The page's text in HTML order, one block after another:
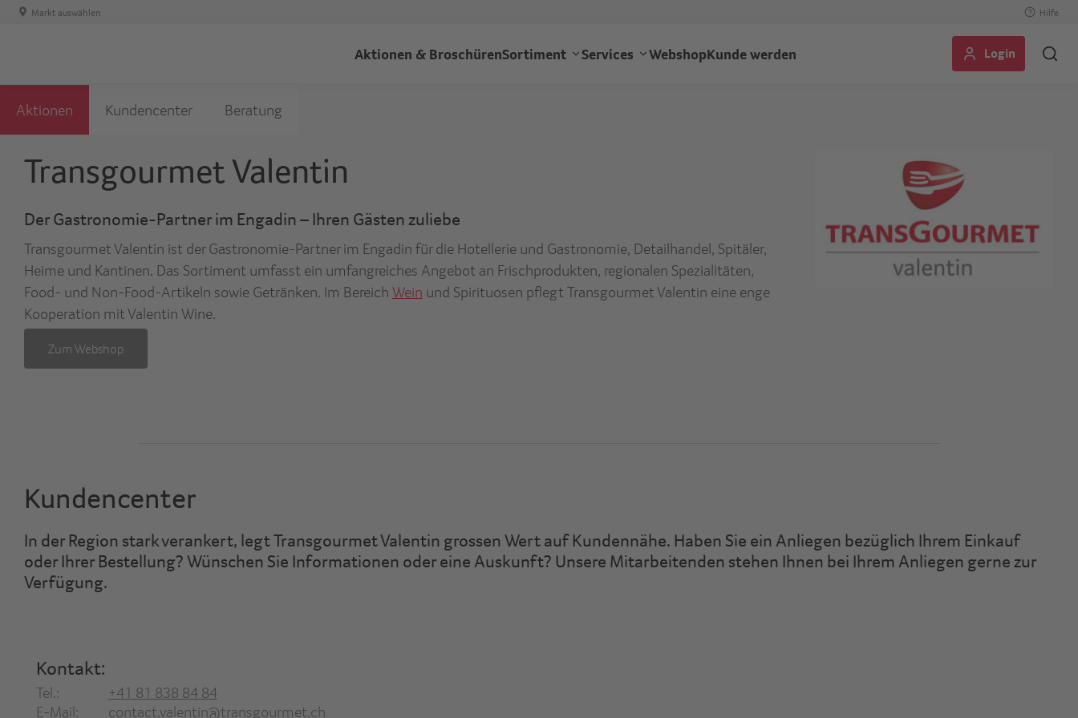
Markt auswählen Hilfe
Transgourmet
Aktionen & BroschürenSortiment Services WebshopKunde werden Login
Aktionen Kundencenter Beratung
Transgourmet Valentin
Der Gastronomie-Partner im Engadin – Ihren Gästen zuliebe
Transgourmet Valentin ist der Gastronomie-Partner im Engadin für die Hotellerie und Gastronomie, Detailhandel, Spitäler,
Heime und Kantinen. Das Sortiment umfasst ein umfangreiches Angebot an Frischprodukten, regionalen Spezialitäten,
Food- und Non-Food-Artikeln sowie Getränken. Im Bereich Wein und Spirituosen pflegt Transgourmet Valentin eine enge
Kooperation mit Valentin Wine.
Zum Webshop
Kundencenter
In der Region stark verankert, legt Transgourmet Valentin grossen Wert auf Kundennähe. Haben Sie ein Anliegen bezüglich Ihrem Einkauf
oder Ihrer Bestellung? Wünschen Sie Informationen oder eine Auskunft? Unsere Mitarbeitenden stehen Ihnen bei Ihrem Anliegen gerne zur
Verfügung.
Kontakt:
Tel.:
+41 81 838 84 84
E-Mail:
contact.valentin@transgourmet.ch